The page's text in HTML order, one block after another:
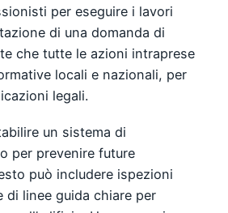
per eseguire i lavori
di una domanda di
che tutte le azioni intraprese
locali e nazionali, per
legali.
un sistema di
per prevenire future
può includere ispezioni
di linee guida chiare per